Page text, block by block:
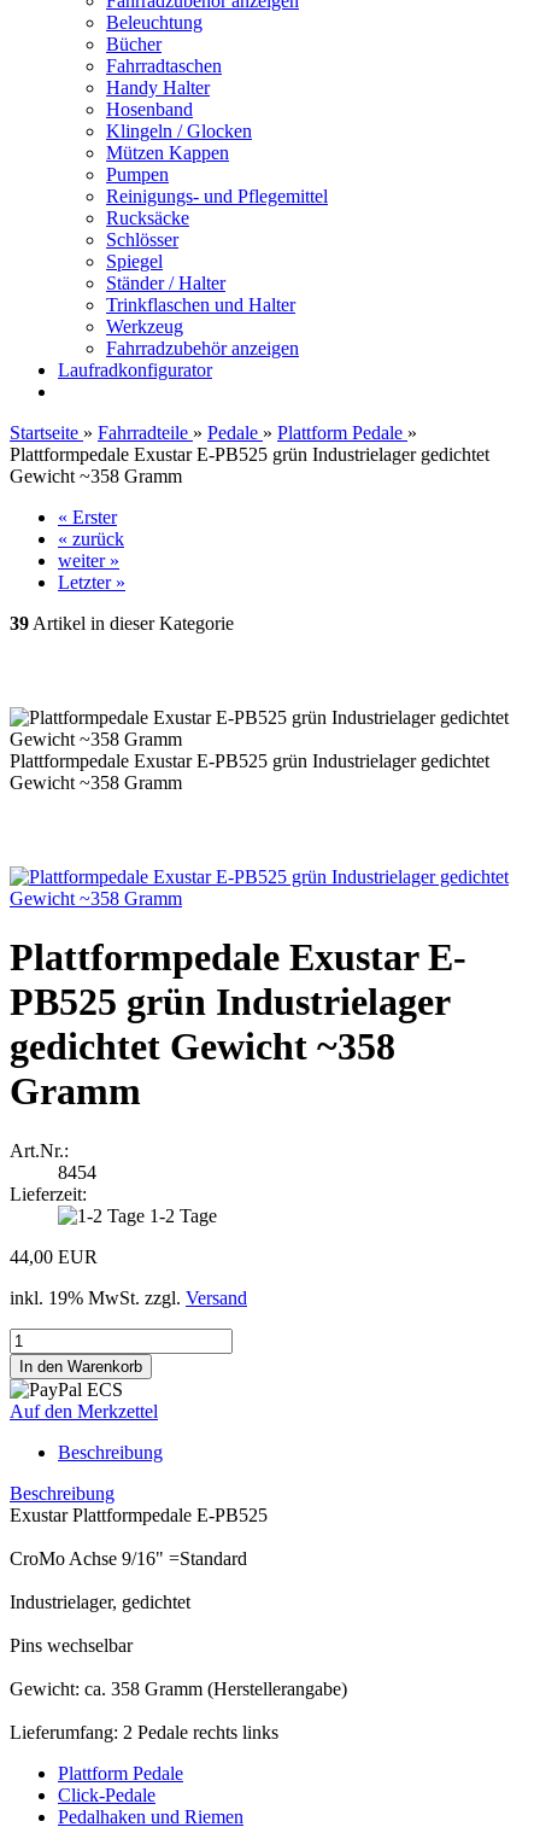
Beleuchtung
Bücher
Fahrradtaschen
Handy Halter
Hosenband
Klingeln / Glocken
Mützen Kappen
Pumpen
Reinigungs- und Pflegemittel
Rucksäcke
Schlösser
Spiegel
Ständer / Halter
Trinkflaschen und Halter
Werkzeug
Fahrradzubehör anzeigen
Laufradkonfigurator
Startseite » Fahrradteile » Pedale » Plattform Pedale »
Plattformpedale Exustar E-PB525 grün Industrielager gedichtet
Gewicht ~358 Gramm
« Erster
« zurück
weiter »
Letzter »
39 Artikel in dieser Kategorie
Plattformpedale Exustar E-PB525 grün Industrielager gedichtet
Gewicht ~358 Gramm
Plattformpedale Exustar E-
PB525 grün Industrielager
gedichtet Gewicht ~358
Gramm
Art.Nr.:
8454
Lieferzeit:
1-2 Tage
44,00 EUR
inkl. 19% MwSt. zzgl. Versand
Auf den Merkzettel
Beschreibung
Beschreibung
Exustar Plattformpedale E-PB525
CroMo Achse 9/16" =Standard
Industrielager, gedichtet
Pins wechselbar
Gewicht: ca. 358 Gramm (Herstellerangabe)
Lieferumfang: 2 Pedale rechts links
Plattform Pedale
Click-Pedale
Pedalhaken und Riemen